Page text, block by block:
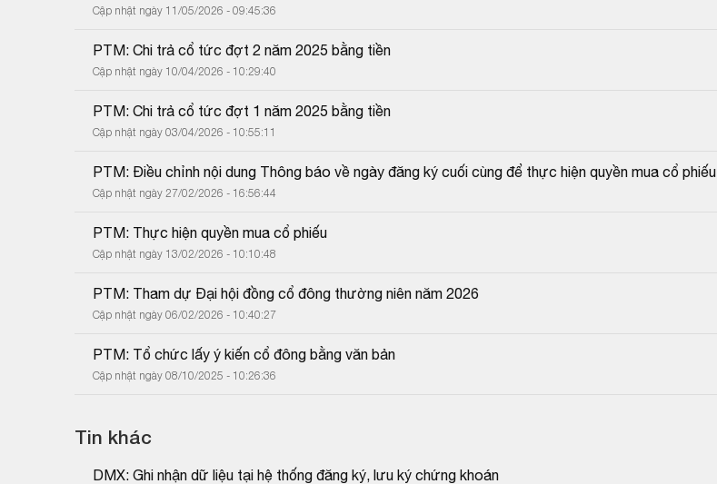
Cập nhật ngày 11/05/2026 - 09:45:36
PTM: Chi trả cổ tức đợt 2 năm 2025 bằng tiền
Cập nhật ngày 10/04/2026 - 10:29:40
PTM: Chi trả cổ tức đợt 1 năm 2025 bằng tiền
Cập nhật ngày 03/04/2026 - 10:55:11
PTM: Điều chỉnh nội dung Thông báo về ngày đăng ký cuối cùng để thực hiện quyền mua cổ phiếu
Cập nhật ngày 27/02/2026 - 16:56:44
PTM: Thực hiện quyền mua cổ phiếu
Cập nhật ngày 13/02/2026 - 10:10:48
PTM: Tham dự Đại hội đồng cổ đông thường niên năm 2026
Cập nhật ngày 06/02/2026 - 10:40:27
PTM: Tổ chức lấy ý kiến cổ đông bằng văn bản
Cập nhật ngày 08/10/2025 - 10:26:36
Tin khác
DMX: Ghi nhận dữ liệu tại hệ thống đăng ký, lưu ký chứng khoán